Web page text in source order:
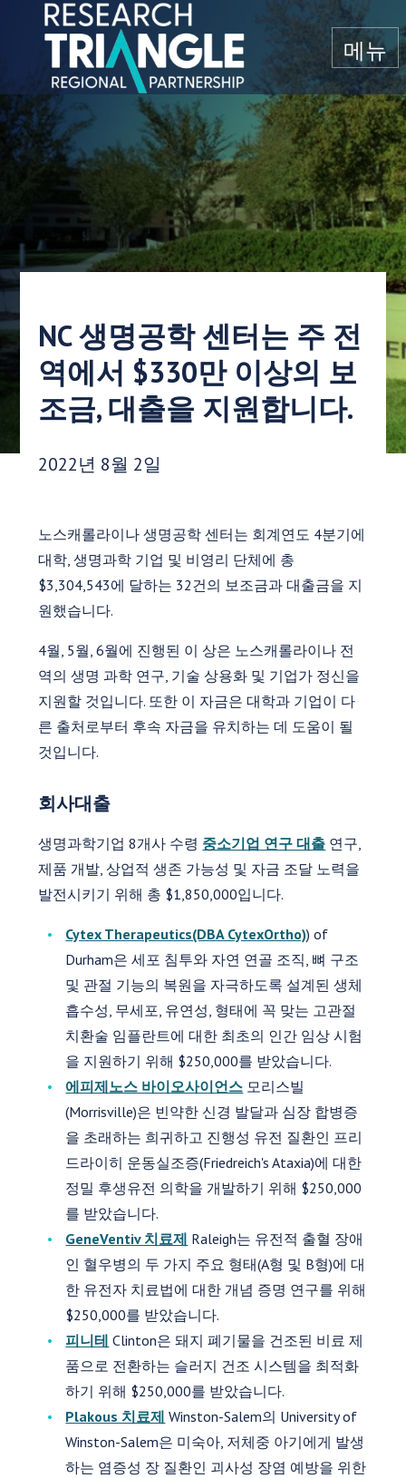
콘텐츠로 건너뛰기
메뉴
NC 생명공학 센터는 주 전
역에서 $330만 이상의 보
조금, 대출을 지원합니다.
게시 날짜:
2022년 8월 2일
노스캐롤라이나 생명공학 센터는 회계연도 4분기에
대학, 생명과학 기업 및 비영리 단체에 총
$3,304,543에 달하는 32건의 보조금과 대출금을 지
원했습니다.
4월, 5월, 6월에 진행된 이 상은 노스캐롤라이나 전
역의 생명 과학 연구, 기술 상용화 및 기업가 정신을
지원할 것입니다. 또한 이 자금은 대학과 기업이 다
른 출처로부터 후속 자금을 유치하는 데 도움이 될
것입니다.
회사대출
생명과학기업 8개사 수령 중소기업 연구 대출 연구,
제품 개발, 상업적 생존 가능성 및 자금 조달 노력을
발전시키기 위해 총 $1,850,000입니다.
Cytex Therapeutics(DBA CytexOrtho)) of
Durham은 세포 침투와 자연 연골 조직, 뼈 구조
및 관절 기능의 복원을 자극하도록 설계된 생체
흡수성, 무세포, 유연성, 형태에 꼭 맞는 고관절
치환술 임플란트에 대한 최초의 인간 임상 시험
을 지원하기 위해 $250,000를 받았습니다.
에피제노스 바이오사이언스 모리스빌
(Morrisville)은 빈약한 신경 발달과 심장 합병증
을 초래하는 희귀하고 진행성 유전 질환인 프리
드라이히 운동실조증(Friedreich's Ataxia)에 대한
정밀 후생유전 의학을 개발하기 위해 $250,000
를 받았습니다.
GeneVentiv 치료제 Raleigh는 유전적 출혈 장애
인 혈우병의 두 가지 주요 형태(A형 및 B형)에 대
한 유전자 치료법에 대한 개념 증명 연구를 위해
$250,000를 받았습니다.
피니테 Clinton은 돼지 폐기물을 건조된 비료 제
품으로 전환하는 슬러지 건조 시스템을 최적화
하기 위해 $250,000를 받았습니다.
Plakous 치료제 Winston-Salem의 University of
Winston-Salem은 미숙아, 저체중 아기에게 발생
하는 염증성 장 질환인 괴사성 장염 예방을 위한